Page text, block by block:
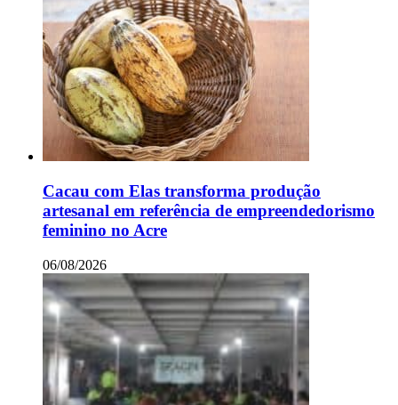
Cacau com Elas transforma produção
artesanal em referência de empreendedorismo
feminino no Acre
06/08/2026